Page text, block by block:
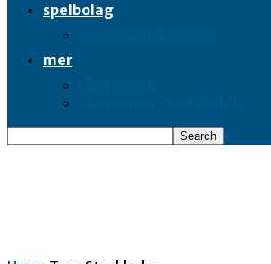
spelbolag
mer